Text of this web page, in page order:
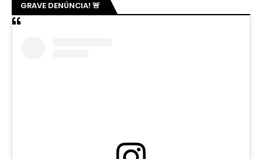
GRAVE DENÚNCIA! 🚨